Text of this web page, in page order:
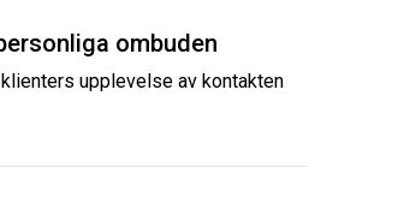
ombuden
upplevelse av kontakten